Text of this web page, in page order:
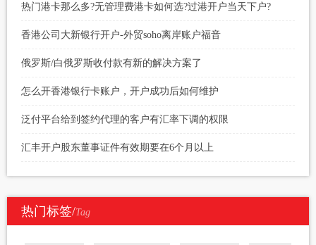
热门港卡那么多?无管理费港卡如何选?过港开户当天下户?
香港公司大新银行开户-外贸soho离岸账户福音
俄罗斯/白俄罗斯收付款有新的解决方案了
怎么开香港银行卡账户，开户成功后如何维护
泛付平台给到签约代理的客户有汇率下调的权限
汇丰开户股东董事证件有效期要在6个月以上
热门标签/Tag